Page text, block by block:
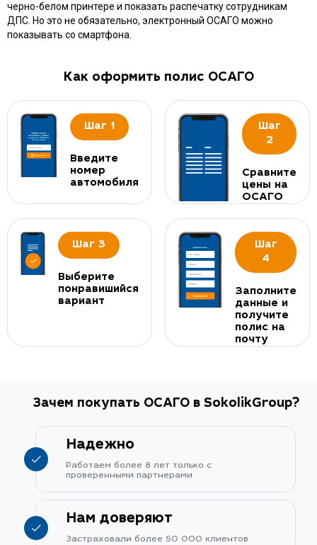
черно-белом принтере и показать распечатку сотрудникам
ДПС. Но это не обязательно, электронный ОСАГО можно
показывать со смартфона.
Как оформить полис ОСАГО
Шаг 1
Введите
номер
автомобиля
Шаг
2
Сравните
цены на
ОСАГО
Шаг 3
Выберите
понравишийся
вариант
Шаг
4
Заполните
данные и
получите
полис на
почту
Зачем покупать ОСАГО в SokolikGroup?
Надежно
Работаем более 8 лет только с
проверенными партнерами
Нам доверяют
Застраховали более 50 000 клиентов